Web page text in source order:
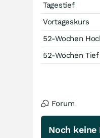
Tagestief
Vortageskurs
52-Wochen
52-Wochen Tief
Forum
Noch keine